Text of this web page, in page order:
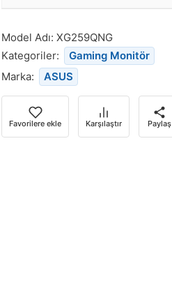
ürün
stoğa
döndüğünde
bildirim
almak
için
e-
Model Adı:XG259QNG
Kategoriler:
Gaming Monitör
Marka:
ASUS
Favorilere ekle Karşılaştır Paylaş